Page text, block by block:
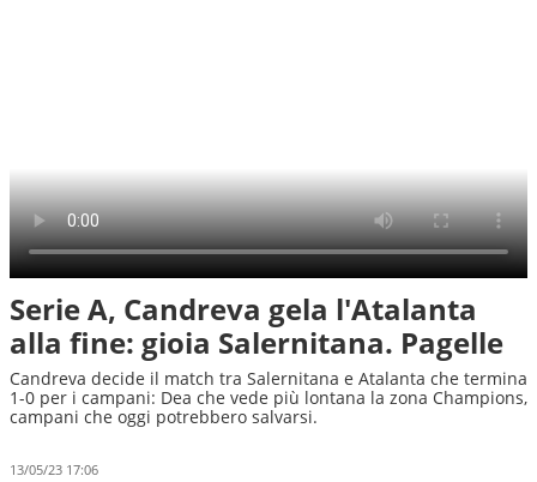
Serie A, Candreva gela l'Atalanta
alla fine: gioia Salernitana. Pagelle
Candreva decide il match tra Salernitana e Atalanta che termina
1-0 per i campani: Dea che vede più lontana la zona Champions,
campani che oggi potrebbero salvarsi.
13/05/23 17:06